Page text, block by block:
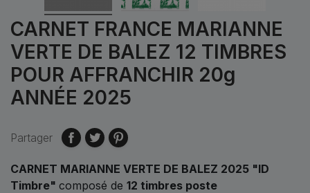
CARNET FRANCE MARIANNE
VERTE DE BALEZ 12 TIMBRES
POUR AFFRANCHIR 20g
ANNÉE 2025
Partager
CARNET MARIANNE VERTE DE BALEZ 2025 "ID
Timbre" composé de 12 timbres poste